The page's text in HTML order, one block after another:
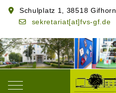
Schulplatz 1, 38518 Gifhorn
sekretariat[at]fvs-gf.de
Mobile Menu Toggle